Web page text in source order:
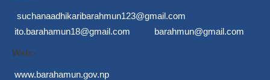
suchanaadhikaribarahmun123@gmail.com
ito.barahamun18@gmail.com
barahmun@gmail.com
Web:-
www.barahamun.gov.np